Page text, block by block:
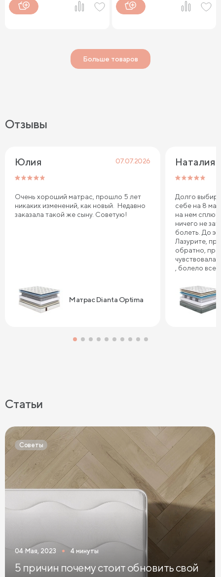
Больше товаров
Отзывы
Юлия 07.07.2026
Очень хороший матрас, прошло 5 лет
никаких изменений, как новый. Недавно
заказала такой же сыну. Советую!
Матрас Dianta Optima
Наталия
Долго
себе на 8
на нем сплю.
ничего не
болеть. До
Лазурите,
обратно,
чувствовала
, болело все
Сонум к
дня .
Статьи
Советы
04 Мая, 2023 4 минуты
5 причин почему стоит обновить свой